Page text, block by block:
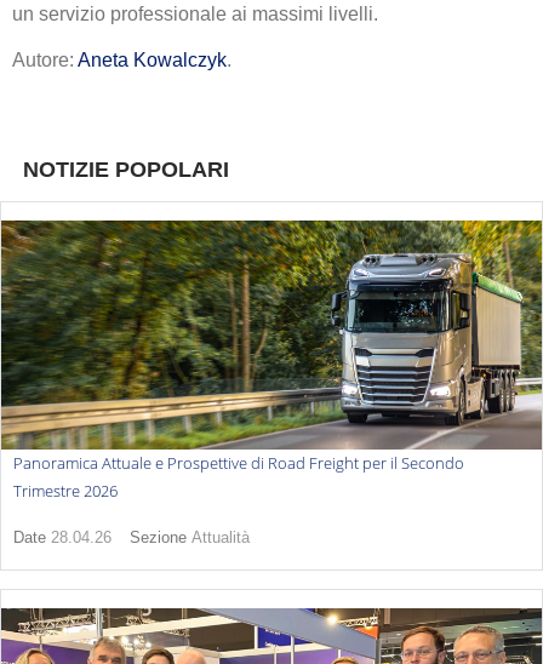
un servizio professionale ai massimi livelli.
Autore: Aneta Kowalczyk.
NOTIZIE POPOLARI
Panoramica Attuale e Prospettive di Road Freight per il Secondo
Trimestre 2026
Date 28.04.26 Sezione Attualità